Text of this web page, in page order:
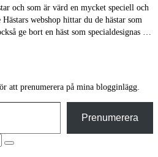
och som är värd en mycket speciell och
webshop hittar du de hästar som
ge bort en häst som specialdesignas …
att prenumerera på mina blogginlägg.
Prenumerera